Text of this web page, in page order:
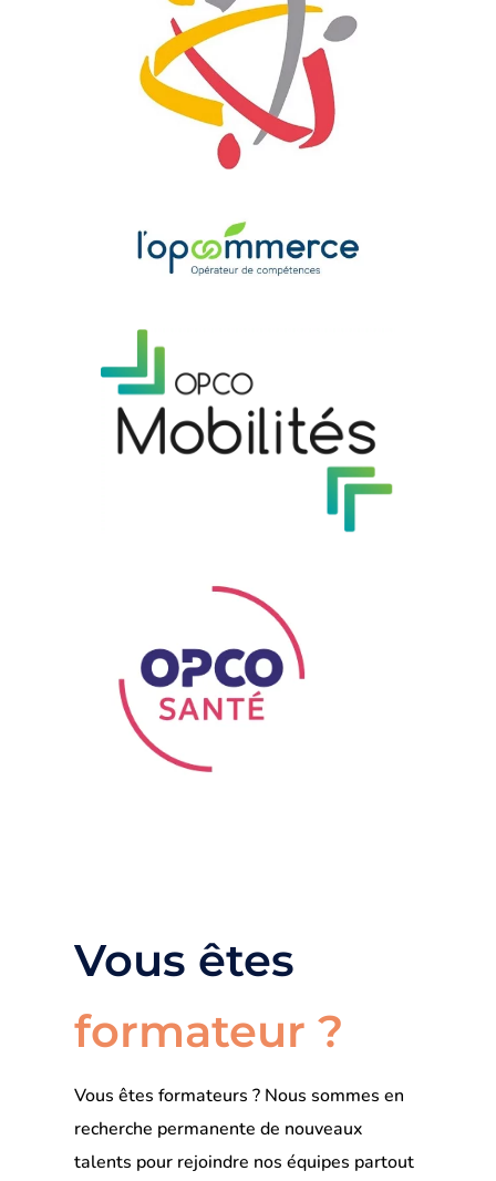
Vous êtes
formateur ?
Vous êtes formateurs ? Nous sommes en
recherche permanente de nouveaux
talents pour rejoindre nos équipes partout